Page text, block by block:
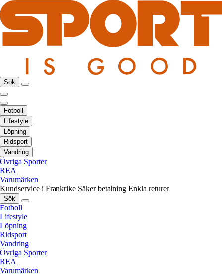
Sök
Fotboll
Lifestyle
Löpning
Ridsport
Vandring
Övriga Sporter
REA
Varumärken
Kundservice i Frankrike Säker betalning Enkla returer
Sök
Fotboll
Lifestyle
Löpning
Ridsport
Vandring
Övriga Sporter
REA
Varumärken